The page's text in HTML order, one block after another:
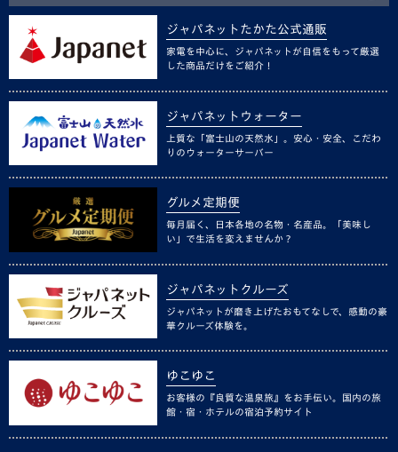
ジャパネットたかた公式通販
家電を中心に、ジャパネットが自信をもって厳選
した商品だけをご紹介！
ジャパネットウォーター
上質な「富士山の天然水」。安心・安全、こだわ
りのウォーターサーバー
グルメ定期便
毎月届く、日本各地の名物・名産品。「美味し
い」で生活を変えませんか？
ジャパネットクルーズ
ジャパネットが磨き上げたおもてなしで、感動の豪
華クルーズ体験を。
ゆこゆこ
お客様の『良質な温泉旅』をお手伝い。国内の旅
館・宿・ホテルの宿泊予約サイト